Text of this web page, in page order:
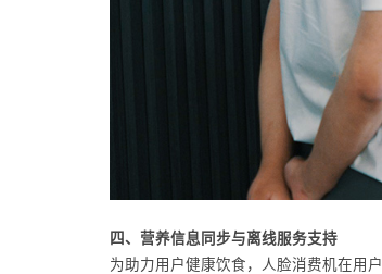
四、营养信息同步与离线服务支持
为助力用户健康饮食，人脸消费机在用